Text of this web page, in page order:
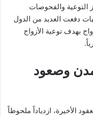
التوعية والفحوصات
دفعت العديد من الدول
بهدف توعية الأزواج
وصعود
الأخيرة، ازدياداً ملحوظاً